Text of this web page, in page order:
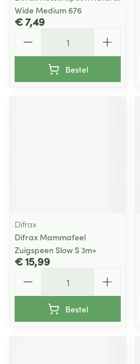
Wide Medium 676
€ 7,49
Bestel
Difrax
Difrax Mammafeel
Zuigspeen Slow S 3m+
€ 15,99
Bestel